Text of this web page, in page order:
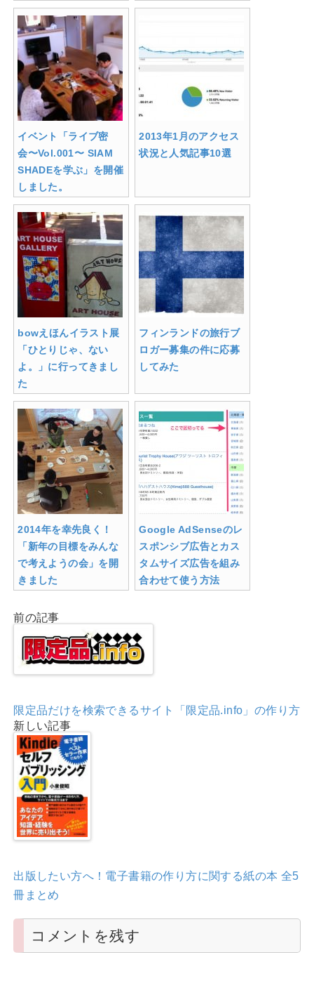
イベント「ライブ密
会〜Vol.001〜 SIAM
SHADEを学ぶ」を開催
しました。
2013年1月のアクセス
状況と人気記事10選
bowえほんイラスト展
「ひとりじゃ、ない
よ。」に行ってきまし
た
フィンランドの旅行ブ
ロガー募集の件に応募
してみた
2014年を幸先良く！
「新年の目標をみんな
で考えようの会」を開
きました
Google AdSenseのレ
スポンシブ広告とカス
タムサイズ広告を組み
合わせて使う方法
前の記事
限定品だけを検索できるサイト「限定品.info」の作り方
新しい記事
出版したい方へ！電子書籍の作り方に関する紙の本 全5
冊まとめ
コメントを残す